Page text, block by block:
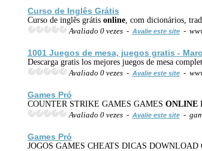
Curso de Inglês Grátis
Curso de inglês grátis online, com dicionários,
Avaliado 0 vezes - Avalie este site-
1001 Juegos de mesa, juegos gratis -
Descarga gratis los mejores juegos de mesa
Avaliado 0 vezes - Avalie este site-
Games Pró
COUNTER STRIKE GAMES GAMES ONLINE
Avaliado 0 vezes - Avalie este site-
Games Pró
JOGOS GAMES CHEATS DICAS